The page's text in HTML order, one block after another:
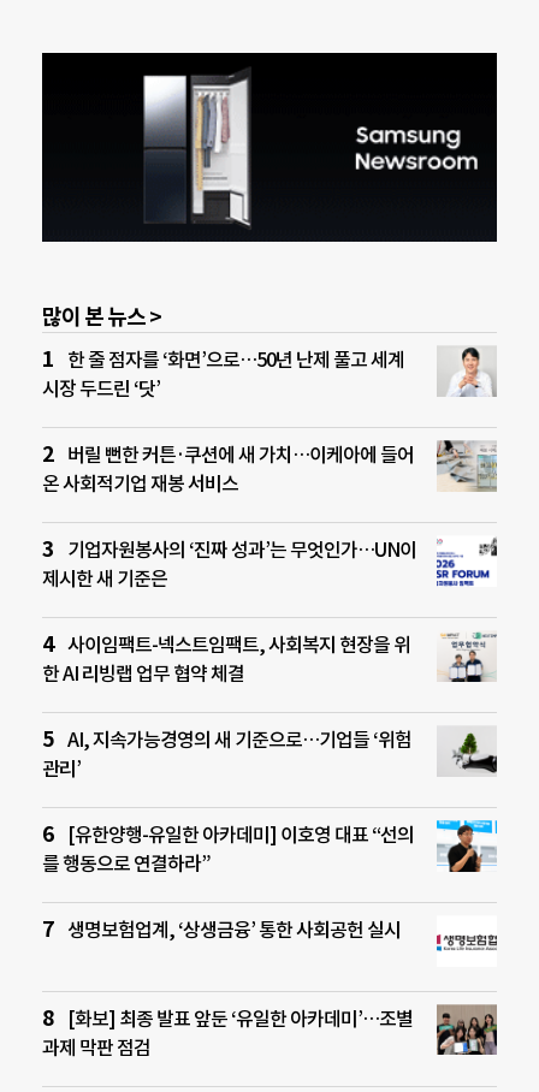
많이 본 뉴스 >
한 줄 점자를 ‘화면’으로…50년 난제 풀고 세계
시장 두드린 ‘닷’
버릴 뻔한 커튼·쿠션에 새 가치…이케아에 들어
온 사회적기업 재봉 서비스
기업자원봉사의 ‘진짜 성과’는 무엇인가…UN이
제시한 새 기준은
사이임팩트-넥스트임팩트, 사회복지 현장을 위
한 AI 리빙랩 업무 협약 체결
AI, 지속가능경영의 새 기준으로…기업들 ‘위험
관리’
[유한양행-유일한 아카데미] 이호영 대표 “선의
를 행동으로 연결하라”
생명보험업계, ‘상생금융’ 통한 사회공헌 실시
[화보] 최종 발표 앞둔 ‘유일한 아카데미’…조별
과제 막판 점검